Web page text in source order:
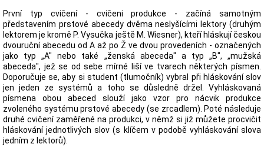
První typ cvičení - cvičeni produkce - začíná samotným
představením prstové abecedy dvěma neslyšícími lektory (druhým
lektorem je kromě P. Vysučka ještě M. Wiesner), kteří hláskují českou
dvouruční abecedu od A až po Ž ve dvou provedeních - označených
jako typ „A" nebo také „ženská abeceda" a typ „B", „mužská
abeceda", jež se od sebe mírné liší ve tvarech některých písmen.
Doporučuje se, aby si student (tlumočník) vybral při hláskování slov
jen jeden ze systémů a toho se důsledně držel. Vyhláskovaná
písmena obou abeced slouží jako vzor pro nácvik produkce
zvoleného systému prstové abecedy (se zrcadlem). Poté následuje
druhé cvičení zaměřené na produkci, v němž si již můžete procvičit
hláskování jednotlivých slov (s klíčem v podobě vyhláskování slova
jedním z lektorů).